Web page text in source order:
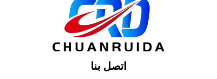
اتصل بنا